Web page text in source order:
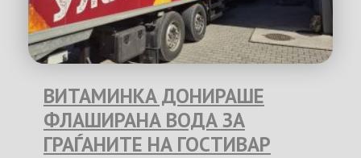
ВИТАМИНКА ДОНИРАШЕ
ФЛАШИРАНА ВОДА ЗА
ГРАЃАНИТЕ НА ГОСТИВАР